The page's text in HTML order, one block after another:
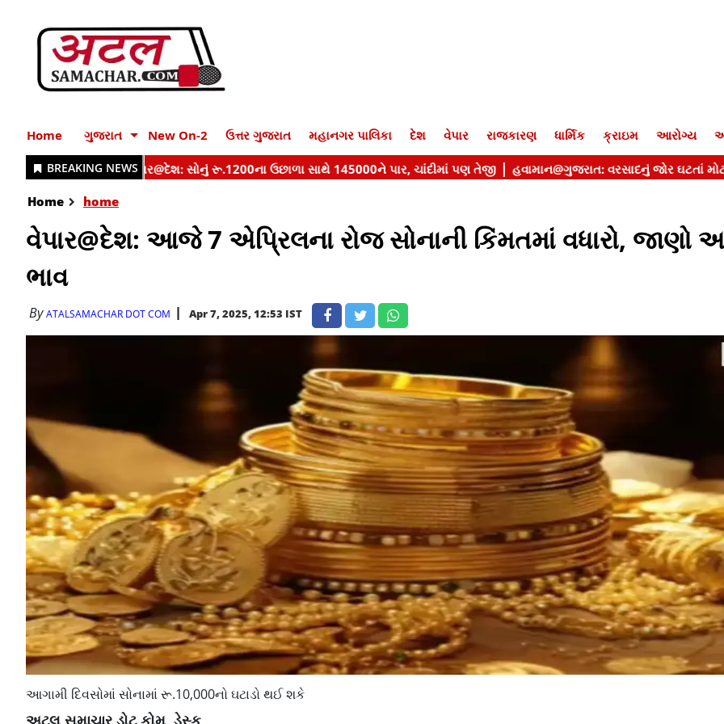
Home ગુજરાત New On-2 ઉત્તર ગુજરાત મહાનગર પાલિકા દેશ વેપાર રાજકારણ ધાર્મિક ક્રાઇમ આરોગ્ય
Home home
વેપાર@દેશ: આજે 7 એપ્રિલના રોજ સોનાની કિંમતમાં વધારો, જાણો
ભાવ
ByATALSAMACHAR DOT COM Apr 7, 2025, 12:53 IST
આગામી દિવસોમાં સોનામાં રૂ.10,000નો ઘટાડો થઈ શકે
અટલ સમાચાર ડોટ કોમ, ડેસ્ક